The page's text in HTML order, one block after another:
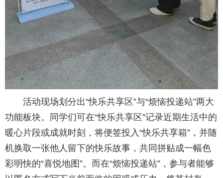
活动现场划分出“快乐共享区”与“烦恼投递站”两大
功能板块。同学们可在“快乐共享区”记录近期生活中的
暖心片段或成就时刻，将便签投入“快乐共享箱”，并随
机换取一张他人留下的快乐故事，共同拼贴成一幅色
彩明快的“喜悦地图”。而在“烦恼投递站”，参与者能够